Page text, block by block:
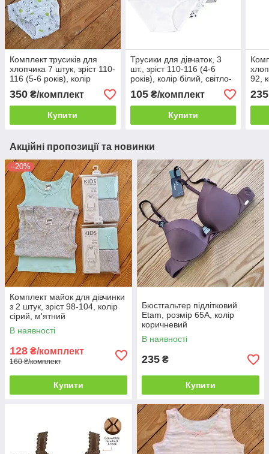
Комплект трусиків для
хлопчика 7 штук, зріст 110-
116 (5-6 років), колір
білий, сірий
350 ₴/комплект
Купити
Трусики для дівчаток, 3
шт., зріст 110-116 (4-6
років), колір білий, світло-
сірий
105₴/комплект
Купити
92,
235
Акційні пропозиції та новинки
–20%
Комплект майок для дівчинки
з 2 штук, зріст 98-104, колір
сірий, м'ятний
В наявності
128 ₴/комплект
160 ₴/комплект
Купити
Бюстгальтер підлітковий
Etam, розмір 65A, колір
коричневий
В наявності
235 ₴
Купити